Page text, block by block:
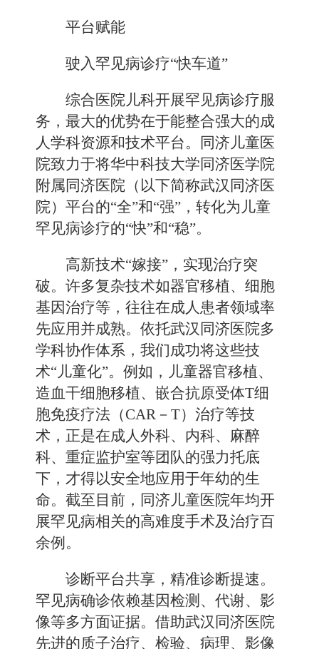
平台赋能
驶入罕见病诊疗“快车道”
综合医院儿科开展罕见病诊疗服
务，最大的优势在于能整合强大的成
人学科资源和技术平台。同济儿童医
院致力于将华中科技大学同济医学院
附属同济医院（以下简称武汉同济医
院）平台的“全”和“强”，转化为儿童
罕见病诊疗的“快”和“稳”。
高新技术“嫁接”，实现治疗突
破。许多复杂技术如器官移植、细胞
基因治疗等，往往在成人患者领域率
先应用并成熟。依托武汉同济医院多
学科协作体系，我们成功将这些技
术“儿童化”。例如，儿童器官移植、
造血干细胞移植、嵌合抗原受体T细
胞免疫疗法（CAR－T）治疗等技
术，正是在成人外科、内科、麻醉
科、重症监护室等团队的强力托底
下，才得以安全地应用于年幼的生
命。截至目前，同济儿童医院年均开
展罕见病相关的高难度手术及治疗百
余例。
诊断平台共享，精准诊断提速。
罕见病确诊依赖基因检测、代谢、影
像等多方面证据。借助武汉同济医院
先进的质子治疗、检验、病理、影像